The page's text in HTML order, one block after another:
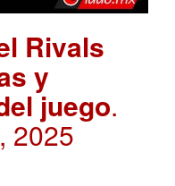
Rivals
y
juego.
2025